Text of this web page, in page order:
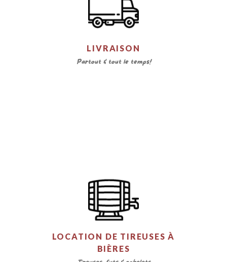
LIVRAISON
Partout & tout le temps!
LOCATION DE TIREUSES À
BIÈRES